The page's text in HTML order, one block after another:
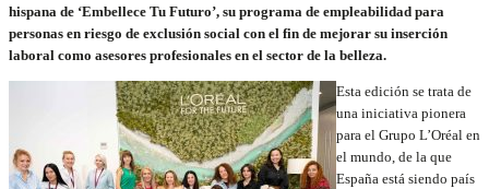
hispana de ‘Embellece Tu Futuro’, su programa de empleabilidad para
personas en riesgo de exclusión social con el fin de mejorar su inserción
laboral como asesores profesionales en el sector de la belleza.
Esta edición se trata de
una iniciativa pionera
para el Grupo L’Oréal en
el mundo, de la que
España está siendo país